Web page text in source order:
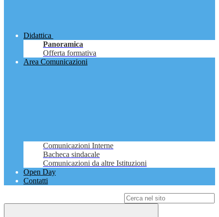
Didattica
Panoramica
Offerta formativa
Area Comunicazioni
Comunicazioni Interne
Bacheca sindacale
Comunicazioni da altre Istituzioni
Open Day
Contatti